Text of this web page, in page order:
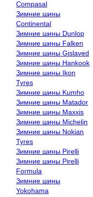
Compasal
Зимние шины
Continental
Зимние шины Dunlop
Зимние шины Falken
Зимние шины Gislaved
Зимние шины Hankook
Зимние шины Ikon
Tyres
Зимние шины Kumho
Зимние шины Matador
Зимние шины Maxxis
Зимние шины Michelin
Зимние шины Nokian
Tyres
Зимние шины Pirelli
Зимние шины Pirelli
Formula
Зимние шины
Yokohama